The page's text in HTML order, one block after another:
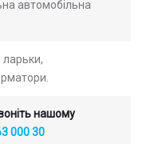
автомобільна
ларьки,
нашому
000 30